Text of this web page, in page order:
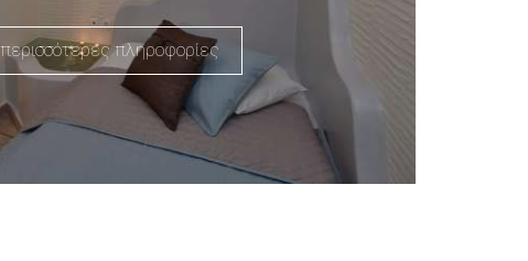
περισσότερες πληροφορίες